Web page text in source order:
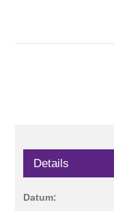
Details
Datum: